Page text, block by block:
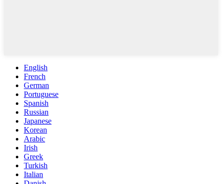
English
French
German
Portuguese
Spanish
Russian
Japanese
Korean
Arabic
Irish
Greek
Turkish
Italian